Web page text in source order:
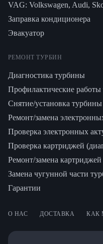
VAG: Volkswagen, Audi,
Заправка кондиционера
Эвакуатор
РЕМОНТ ТУРБИН
Диагностика турбины
Профилактические работы
Снятие/установка турбины
Ремонт/замена
Проверка электронных
Проверка картриджей
Ремонт/замена картриджей
Замена чугунной части
Гарантии
О НАС ДОСТАВКА КАК